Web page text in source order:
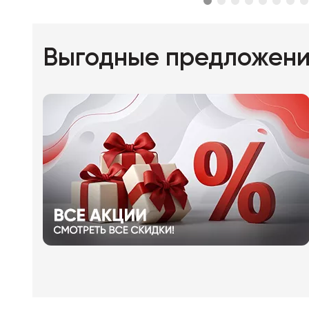
Выгодные